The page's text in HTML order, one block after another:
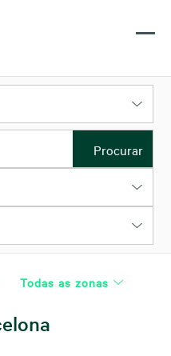
Procurar
Todas as zonas